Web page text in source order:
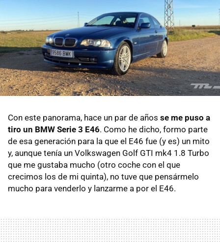
Con este panorama, hace un par de años se me puso a
tiro un BMW Serie 3 E46. Como he dicho, formo parte
de esa generación para la que el E46 fue (y es) un mito
y, aunque tenía un Volkswagen Golf GTI mk4 1.8 Turbo
que me gustaba mucho (otro coche con el que
crecimos los de mi quinta), no tuve que pensármelo
mucho para venderlo y lanzarme a por el E46.